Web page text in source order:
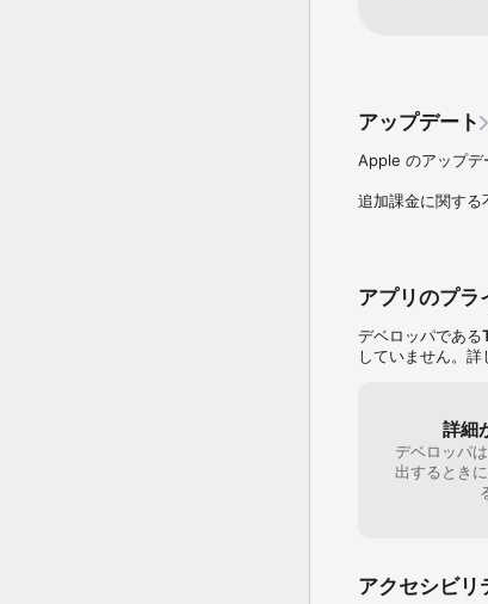
・敵の攻撃力が高い
・「はんく゛く゛
・「はーと゛も
◆むてきもーと゛
「むてきもーと゛
アプリ本体：￥
【互換性】
iOS8.0以降。
【お問い合わせ】
アップデート
Apple のアップデ
追加課金に関する
アプリのプラ
デベロッパである
していません。詳
詳細
デベロッパ
出するとき
アクセシビリ